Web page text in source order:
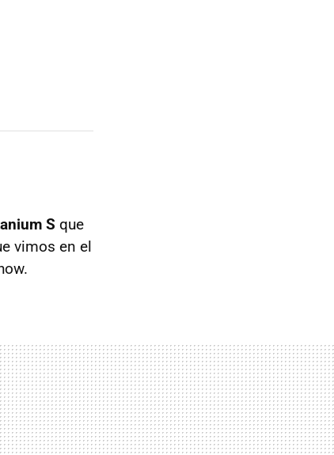
S que
vimos en el